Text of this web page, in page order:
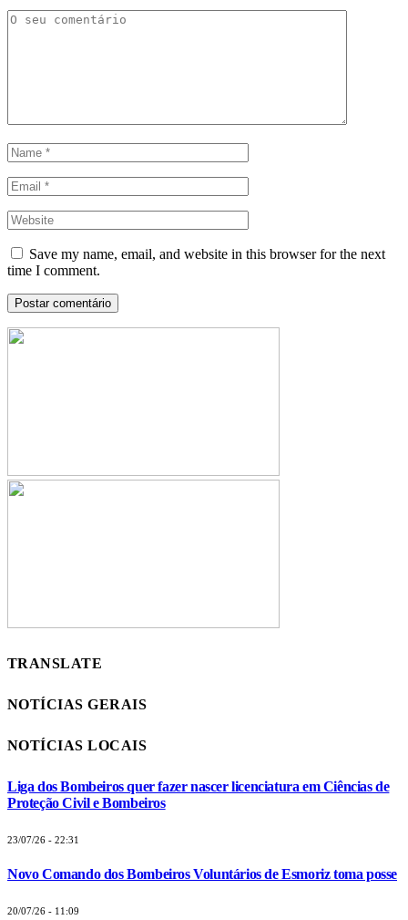
Save my name, email, and website in this browser for the next
time I comment.
TRANSLATE
NOTÍCIAS GERAIS
NOTÍCIAS LOCAIS
Liga dos Bombeiros quer fazer nascer licenciatura em Ciências de
Proteção Civil e Bombeiros
23/07/26 - 22:31
Novo Comando dos Bombeiros Voluntários de Esmoriz toma posse
20/07/26 - 11:09